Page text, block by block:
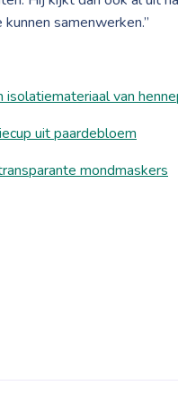
samenwerken.”
isolatiemateriaal van
uit paardebloem
mondmaskers